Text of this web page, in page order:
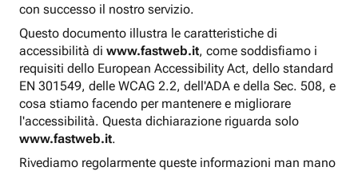
con successo il nostro servizio.
Questo documento illustra le caratteristiche di
accessibilità di www.fastweb.it, come soddisfiamo i
requisiti dello European Accessibility Act, dello standard
EN 301549, delle WCAG 2.2, dell'ADA e della Sec. 508, e
cosa stiamo facendo per mantenere e migliorare
l'accessibilità. Questa dichiarazione riguarda solo
www.fastweb.it.
Rivediamo regolarmente queste informazioni man mano